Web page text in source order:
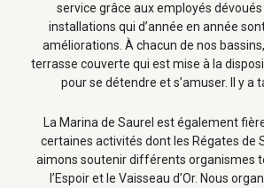
service grâce aux employés dévoués
installations qui d’année en année
améliorations. À chacun de nos
terrasse couverte qui est mise à la
pour se détendre et s’amuser. Il y a
La Marina de Saurel est également
certaines activités dont les Régates de
aimons soutenir différents organismes
l’Espoir et le Vaisseau d’Or. Nous